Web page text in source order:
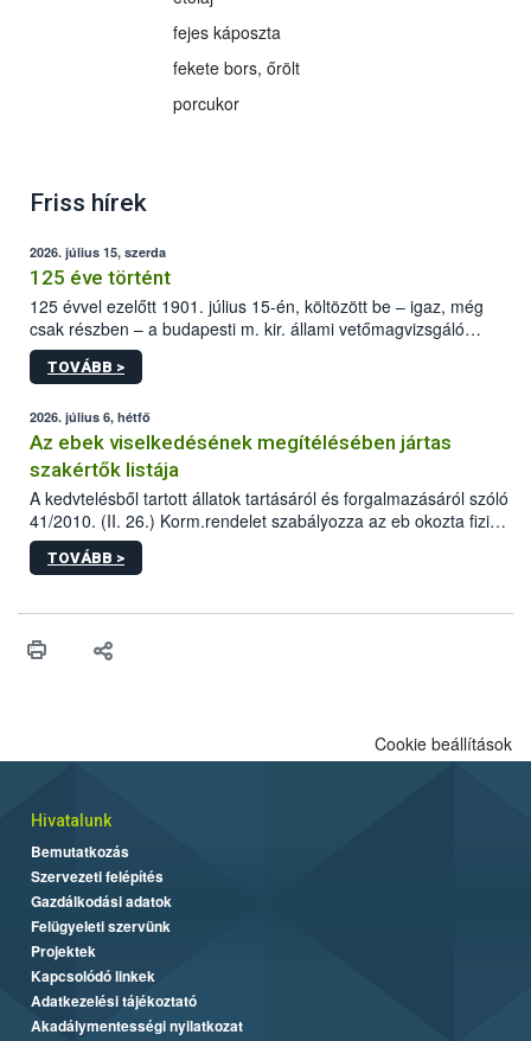
fejes káposzta
fekete bors, őrölt
porcukor
Friss hírek
2026. július 15, szerda
125 éve történt
125 évvel ezelőtt 1901. július 15-én, költözött be – igaz, még
csak részben – a budapesti m. kir. állami vetőmagvizsgáló
állomás a Kis Rókus utca 15. szám alatti, Czigler Győző által
tervezett új épületébe.
TOVÁBB >
2026. július 6, hétfő
Az ebek viselkedésének megítélésében jártas
szakértők listája
A kedvtelésből tartott állatok tartásáról és forgalmazásáról szóló
41/2010. (II. 26.) Korm.rendelet szabályozza az eb okozta fizikai
sérülés, illetve ennek veszélye keletkezésekor felmerülő
hatósági feladatokat, valamint a veszélyes eb tartását és annak
vonni az ebek viselkedésének megítélésében jártas szakértőt.
TOVÁBB >
Cookie beállítások
Hivatalunk
Bemutatkozás
Szervezeti felépítés
Gazdálkodási adatok
Felügyeleti szervünk
Projektek
Kapcsolódó linkek
Adatkezelési tájékoztató
Akadálymentességi nyilatkozat